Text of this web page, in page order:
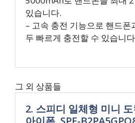
있습니다.
– 고속 충전 기능으로 핸드폰
두 빠르게 충전할 수 있습니
그 외 상품들
2. 스피디 일체형 미니